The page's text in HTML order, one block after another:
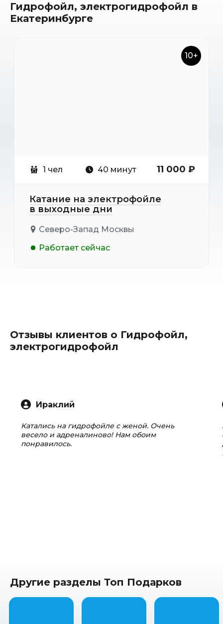
Гидрофойл, электрогидрофойл в
Екатеринбурге
10+
1 чел 40 минут 11 000 ₽
Катание на электрофойле
в выходные дни
Северо-Запад Москвы
Работает сейчас
Отзывы клиентов о Гидрофойл,
электрогидрофойл
Ираклий
Катались на гидрофойле с женой. Очень
весело и адреналиново! Нам обоим
понравилось.
Другие разделы Топ Подарков